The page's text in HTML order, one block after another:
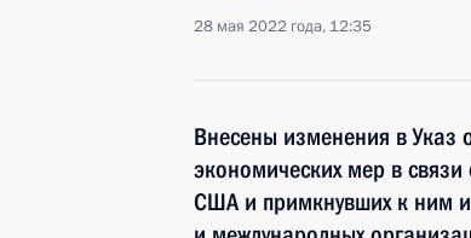
28 мая 2022 года, 12:35
Внесены изменения в Указ
экономических мер в
США и примкнувших к ним